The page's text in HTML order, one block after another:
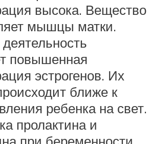
высока. Вещество
мышцы матки.
повышенная
эстрогенов. Их
ближе к
ребенка на свет.
пролактина и
при беременности